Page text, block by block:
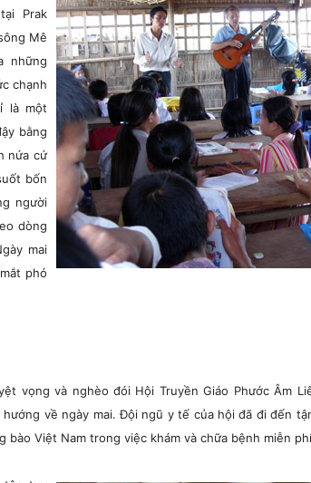
Prak
Mê
những
chạnh
là một
bằng
nứa cứ
bốn
người
dòng
mai
phó
vọng và nghèo đói Hội Truyền Giáo Phước Âm
về ngày mai. Đội ngũ y tế của hội đã đi đến
bào Việt Nam trong việc khám và chữa bệnh miễn